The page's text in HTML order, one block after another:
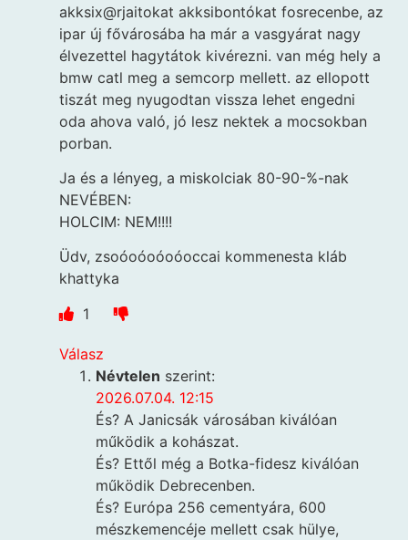
akksix@rjaitokat akksibontókat fosrecenbe, az
ipar új fővárosába ha már a vasgyárat nagy
élvezettel hagytátok kivérezni. van még hely a
bmw catl meg a semcorp mellett. az ellopott
tiszát meg nyugodtan vissza lehet engedni
oda ahova való, jó lesz nektek a mocsokban
porban.
Ja és a lényeg, a miskolciak 80-90-%-nak
NEVÉBEN:
HOLCIM: NEM!!!!
Üdv, zsoóoóoóoóoccai kommenesta kláb
khattyka
1
Válasz
Névtelen szerint:
2026.07.04. 12:15
És? A Janicsák városában kiválóan
működik a kohászat.
És? Ettől még a Botka-fidesz kiválóan
működik Debrecenben.
És? Európa 256 cementyára, 600
mészkemencéje mellett csak hülye,